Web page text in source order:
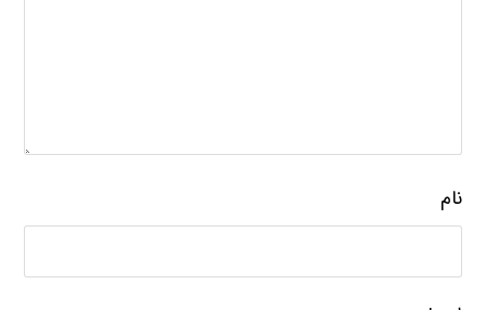
نام